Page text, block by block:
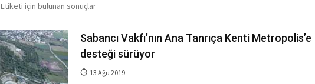
Etiketi için bulunan sonuçlar
Sabancı Vakfı’nın Ana Tanrıça Kenti Metropolis’e
desteği sürüyor
13 Ağu 2019